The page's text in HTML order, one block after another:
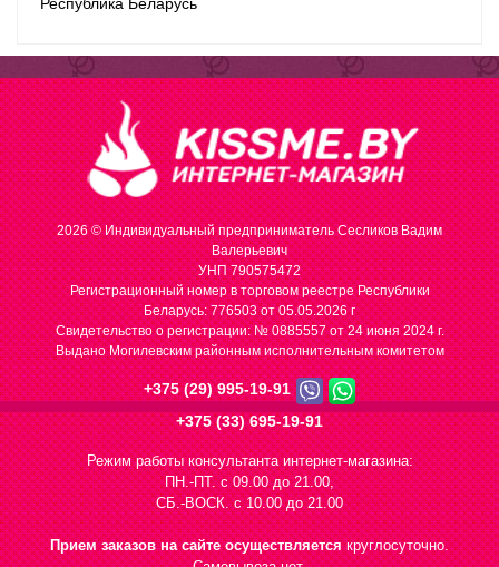
2026 © Индивидуальный предприниматель Сесликов Вадим
Валерьевич
УНП 790575472
Регистрационный номер в торговом реестре Республики
Беларусь: 776503 от 05.05.2026 г
Cвидетельство о регистрации: № 0885557 от 24 июня 2024 г.
Выдано Могилевским районным исполнительным комитетом
+375 (29) 995-19-91
+375 (33) 695-19-91
Режим работы консультанта интернет-магазина:
ПН.-ПТ. с 09.00 до 21.00,
СБ.-ВОСК. с 10.00 до 21.00
Прием заказов на сайте осуществляетсякруглосуточно.